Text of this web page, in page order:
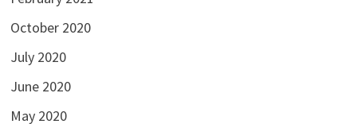
October 2020
July 2020
June 2020
May 2020